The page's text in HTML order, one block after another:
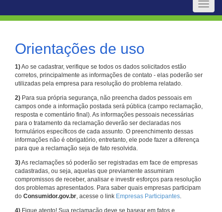
Toggle
Orientações de uso
1)Ao se cadastrar, verifique se todos os dados solicitados estão
corretos, principalmente as informações de contato - elas poderão ser
utilizadas pela empresa para resolução do problema relatado.
2) Para sua própria segurança, não preencha dados pessoais em
campos onde a informação postada será pública (campo reclamação,
resposta e comentário final). As informações pessoais necessárias
para o tratamento da reclamação deverão ser declaradas nos
formulários específicos de cada assunto. O preenchimento dessas
informações não é obrigatório, entretanto, ele pode fazer a diferença
para que a reclamação seja de fato resolvida.
3)As reclamações só poderão ser registradas em face de empresas
cadastradas, ou seja, aquelas que previamente assumiram
compromissos de receber, analisar e investir esforços para resolução
dos problemas apresentados. Para saber quais empresas participam
do Consumidor.gov.br, acesse o link Empresas Participantes.